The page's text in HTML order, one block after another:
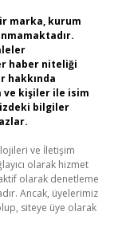
marka, kurum
haber niteliği
hakkında
ve kişiler ile isim
bilgiler
ve İletişim
olarak hizmet
olarak denetleme
Ancak, üyelerimiz
siteye üye olarak